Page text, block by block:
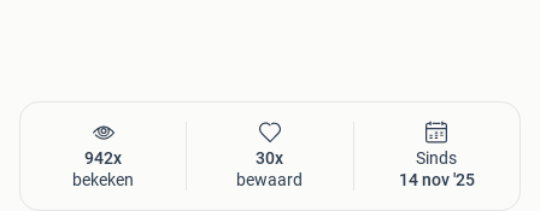
942x
bekeken
30x
bewaard
Sinds
14 nov '25